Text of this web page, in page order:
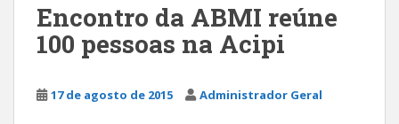
Encontro da ABMI reúne
100 pessoas na Acipi
17 de agosto de 2015 Administrador Geral